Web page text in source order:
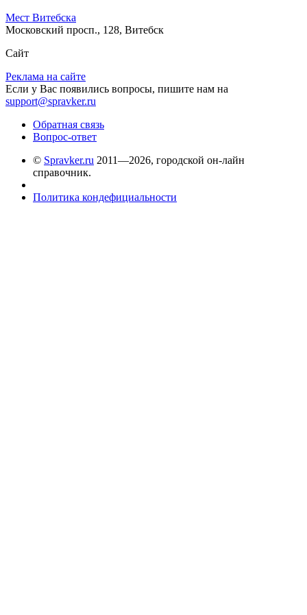
Мест Витебска
Московский просп., 128, Витебск
Сайт
Реклама на сайте
Если у Вас появились вопросы, пишите нам на
support@spravker.ru
Обратная связь
Вопрос-ответ
© Spravker.ru 2011—2026, городской он-лайн
справочник.
Политика кондефициальности